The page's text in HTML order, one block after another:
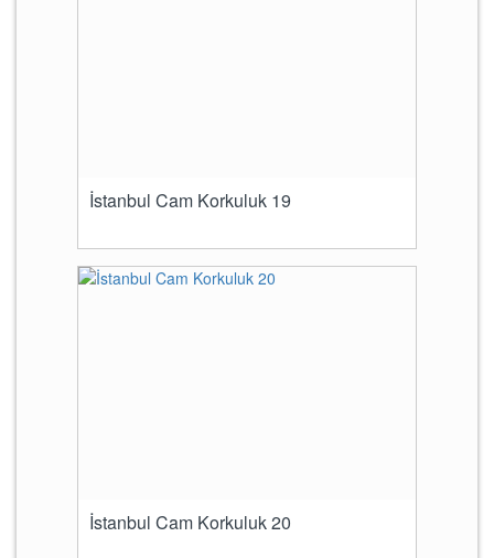
İstanbul Cam Korkuluk 19
İstanbul Cam Korkuluk 20